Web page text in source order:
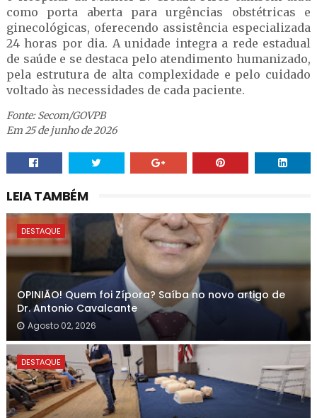
como porta aberta para urgências obstétricas e
ginecológicas, oferecendo assistência especializada
24 horas por dia. A unidade integra a rede estadual
de saúde e se destaca pelo atendimento humanizado,
pela estrutura de alta complexidade e pelo cuidado
voltado às necessidades de cada paciente.
Fonte: Secom/GOVPB
Em 25 de junho de 2026
LEIA TAMBÉM
DESTAQUE
OPINIÃO! Quem foi Zípora? Saíba no novo artigo de
Dr. Antonio Cavalcante
Agosto 02, 2026
DESTAQUE